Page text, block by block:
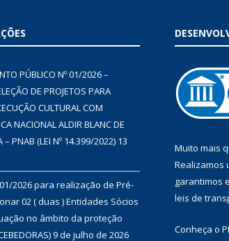
PÚBLICO Nº 01/2026 –
DE PROJETOS PARA
CULTURAL COM
NACIONAL ALDIR BLANC DE
– PNAB (LEI Nº 14.399/2022) 13
2026 para realização de Pré-
02 ( duas ) Entidades Sócios
no âmbito da proteção
9 de julho de 2026
Muito mais
Realizamos
garantimos
leis de
Conheça o